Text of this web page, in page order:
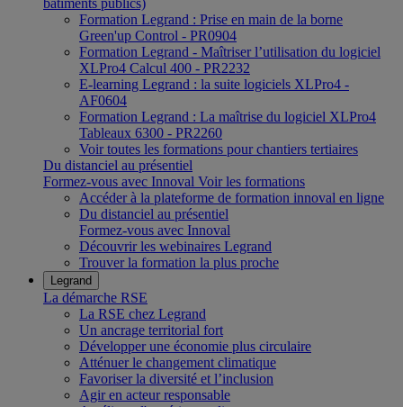
batiments publics)
Formation Legrand : Prise en main de la borne
Green'up Control - PR0904
Formation Legrand - Maîtriser l’utilisation du logiciel
XLPro4 Calcul 400 - PR2232
E-learning Legrand : la suite logiciels XLPro4 -
AF0604
Formation Legrand : La maîtrise du logiciel XLPro4
Tableaux 6300 - PR2260
Voir toutes les formations pour chantiers tertiaires
Du distanciel au présentiel
Formez-vous avec Innoval Voir les formations
Accéder à la plateforme de formation innoval en ligne
Du distanciel au présentiel
Formez-vous avec Innoval
Découvrir les webinaires Legrand
Trouver la formation la plus proche
Legrand
La démarche RSE
La RSE chez Legrand
Un ancrage territorial fort
Développer une économie plus circulaire
Atténuer le changement climatique
Favoriser la diversité et l’inclusion
Agir en acteur responsable